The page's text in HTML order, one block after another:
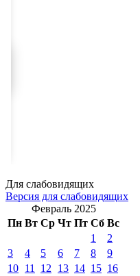
Для слабовидящих
Версия для слабовидящих
Февраль 2025
Пн Вт Ср Чт Пт Сб Вс
1
2
3
4 5 6 7 8
9
10 11 12 13 14 15 16